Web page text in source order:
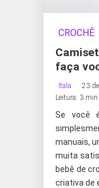
CROCHÊ
faça
Itala 23
Leitura: 3 min
Se você
manuais,
muita
bebê de
criativa de